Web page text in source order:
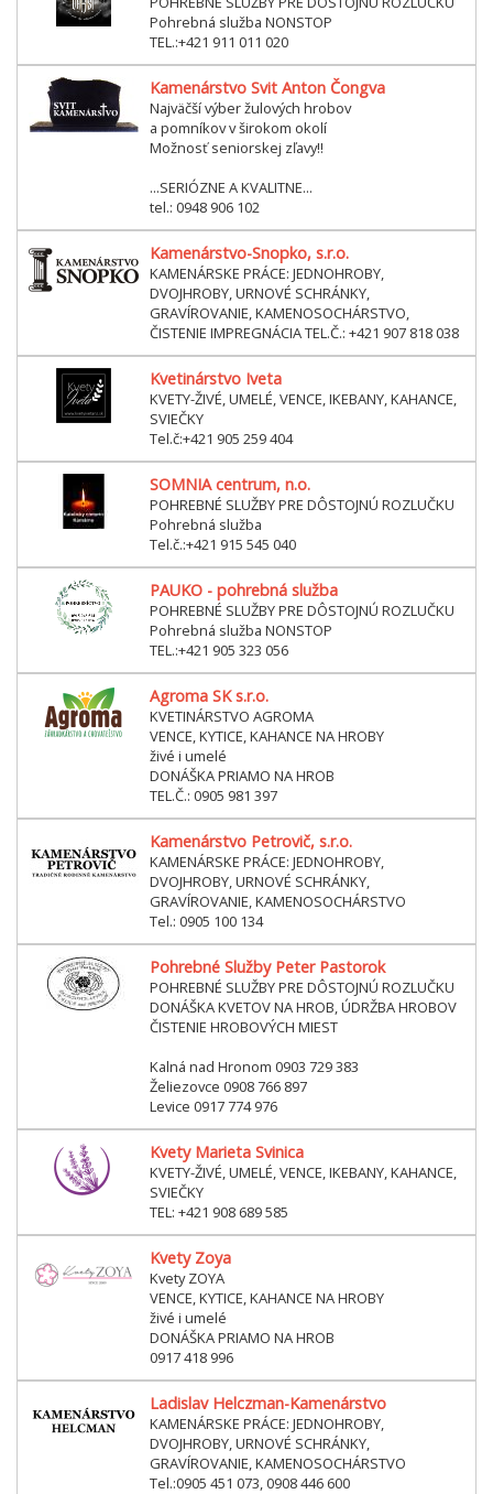
Pohrebná služba NONSTOP
TEL.:+421 911 011 020
Kamenárstvo Svit Anton Čongva
Najväčší výber žulových hrobov
a pomníkov v širokom okolí
Možnosť seniorskej zľavy!!
...SERIÓZNE A KVALITNE...
tel.: 0948 906 102
Kamenárstvo-Snopko, s.r.o.
KAMENÁRSKE PRÁCE: JEDNOHROBY,
DVOJHROBY, URNOVÉ SCHRÁNKY,
GRAVÍROVANIE, KAMENOSOCHÁRSTVO,
ČISTENIE IMPREGNÁCIA TEL.Č.: +421 907 818 038
Kvetinárstvo Iveta
KVETY-ŽIVÉ, UMELÉ, VENCE, IKEBANY, KAHANCE,
SVIEČKY
Tel.č:+421 905 259 404
SOMNIA centrum, n.o.
POHREBNÉ SLUŽBY PRE DÔSTOJNÚ ROZLUČKU
Pohrebná služba
Tel.č.:+421 915 545 040
PAUKO - pohrebná služba
POHREBNÉ SLUŽBY PRE DÔSTOJNÚ ROZLUČKU
Pohrebná služba NONSTOP
TEL.:+421 905 323 056
Agroma SK s.r.o.
KVETINÁRSTVO AGROMA
VENCE, KYTICE, KAHANCE NA HROBY
živé i umelé
DONÁŠKA PRIAMO NA HROB
TEL.Č.: 0905 981 397
Kamenárstvo Petrovič, s.r.o.
KAMENÁRSKE PRÁCE: JEDNOHROBY,
DVOJHROBY, URNOVÉ SCHRÁNKY,
GRAVÍROVANIE, KAMENOSOCHÁRSTVO
Tel.: 0905 100 134
Pohrebné Služby Peter Pastorok
POHREBNÉ SLUŽBY PRE DÔSTOJNÚ ROZLUČKU
DONÁŠKA KVETOV NA HROB, ÚDRŽBA HROBOV
ČISTENIE HROBOVÝCH MIEST
Kalná nad Hronom 0903 729 383
Želiezovce 0908 766 897
Levice 0917 774 976
Kvety Marieta Svinica
KVETY-ŽIVÉ, UMELÉ, VENCE, IKEBANY, KAHANCE,
SVIEČKY
TEL: +421 908 689 585
Kvety Zoya
Kvety ZOYA
VENCE, KYTICE, KAHANCE NA HROBY
živé i umelé
DONÁŠKA PRIAMO NA HROB
0917 418 996
Ladislav Helczman-Kamenárstvo
KAMENÁRSKE PRÁCE: JEDNOHROBY,
DVOJHROBY, URNOVÉ SCHRÁNKY,
GRAVÍROVANIE, KAMENOSOCHÁRSTVO
Tel.:0905 451 073, 0908 446 600